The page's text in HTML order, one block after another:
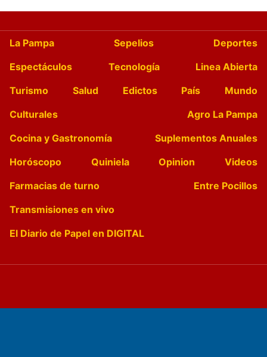
La Pampa Sepelios
Deportes
Espectáculos
Tecnología
Linea Abierta
Turismo
Salud Edictos País
Mundo
Culturales
Agro La Pampa
Cocina y Gastronomía
Suplementos Anuales
Horóscopo
Quiniela Opinion
Videos
Farmacias de turno
Entre Pocillos
Transmisiones en vivo
El Diario de Papel en DIGITAL